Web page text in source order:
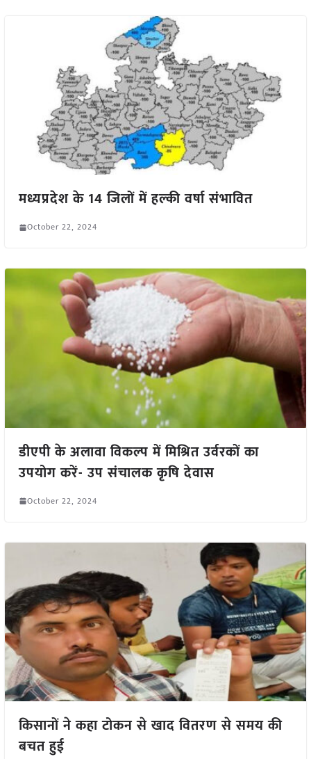
मध्यप्रदेश के 14 जिलों में हल्की वर्षा संभावित
October 22, 2024
डीएपी के अलावा विकल्प में मिश्रित उर्वरकों का
उपयोग करें- उप संचालक कृषि देवास
October 22, 2024
किसानों ने कहा टोकन से खाद वितरण से समय की
बचत हुई